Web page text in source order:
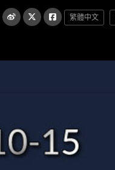
繁體中文